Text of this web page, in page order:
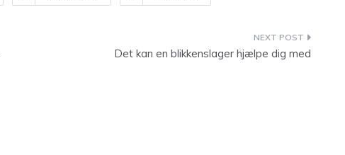
Det kan en blikkenslager hjælpe dig med